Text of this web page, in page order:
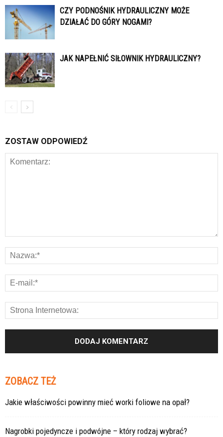
CZY PODNOŚNIK HYDRAULICZNY MOŻE
DZIAŁAĆ DO GÓRY NOGAMI?
JAK NAPEŁNIĆ SIŁOWNIK HYDRAULICZNY?
ZOSTAW ODPOWIEDŹ
ZOBACZ TEŻ
Jakie właściwości powinny mieć worki foliowe na opał?
Nagrobki pojedyncze i podwójne – który rodzaj wybrać?